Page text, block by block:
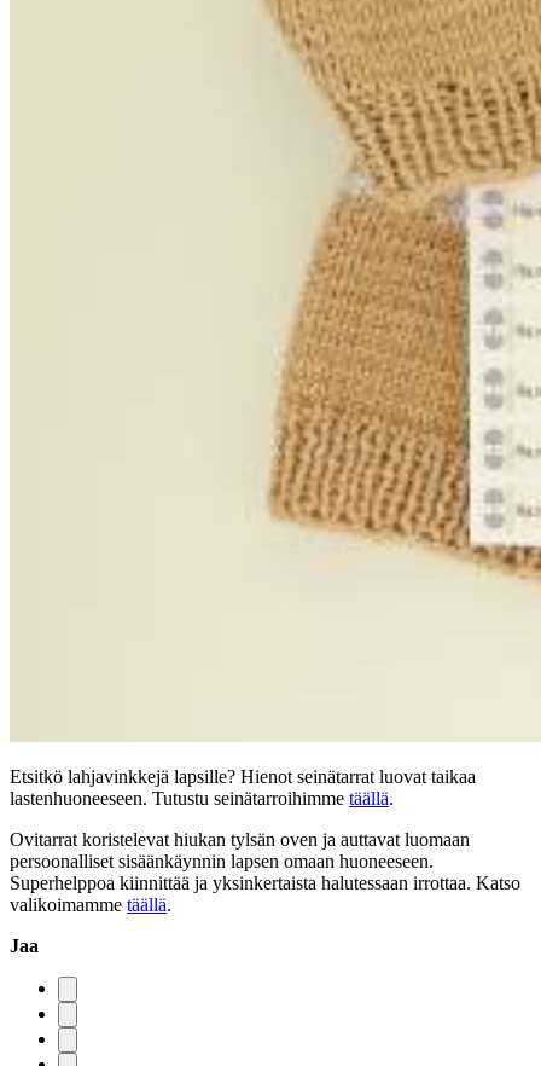
Etsitkö lahjavinkkejä lapsille? Hienot seinätarrat luovat taikaa
lastenhuoneeseen. Tutustu seinätarroihimme täällä.
Ovitarrat koristelevat hiukan tylsän oven ja auttavat luomaan
persoonalliset sisäänkäynnin lapsen omaan huoneeseen.
Superhelppoa kiinnittää ja yksinkertaista halutessaan irrottaa. Katso
valikoimamme täällä.
Jaa